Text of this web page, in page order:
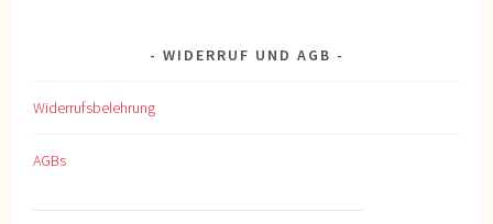
WIDERRUF UND AGB
Widerrufsbelehrung
AGBs